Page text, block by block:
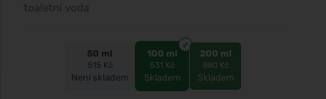
toaletní voda
50 ml
515 Kč
Není skladem
100 ml
531 Kč
Skladem
200 ml
880 Kč
Skladem